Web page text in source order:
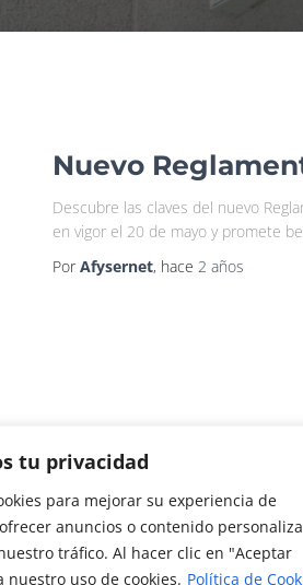
tu privacidad
para mejorar su experiencia de
anuncios o contenido
tráfico. Al hacer clic en "Aceptar
nuestro uso de cookies. Política de
Nuevo
Descubre las claves del nuevo
en vigor el 20 de mayo y promete
PorAfysernet, hace 2 años
9,3
by
Google Reviews
4.8